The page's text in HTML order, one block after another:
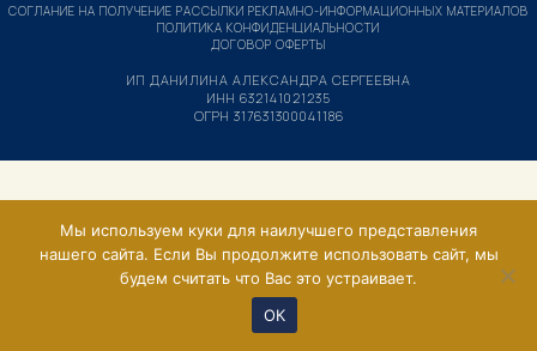
ИП ДАНИЛИНА АЛЕКСАНДРА СЕРГЕЕВНА
ИНН 632141021235
ОГРН 317631300041186
СОГЛАНИЕ НА ПОЛУЧЕНИЕ РАССЫЛКИ РЕКЛАМНО-ИНФОРМАЦИОННЫХ МАТЕРИАЛОВ
ПОЛИТИКА КОНФИДЕНЦИАЛЬНОСТИ
ДОГОВОР ОФЕРТЫ
Мы используем куки для наилучшего представления
нашего сайта. Если Вы продолжите использовать сайт, мы
будем считать что Вас это устраивает.
ОК